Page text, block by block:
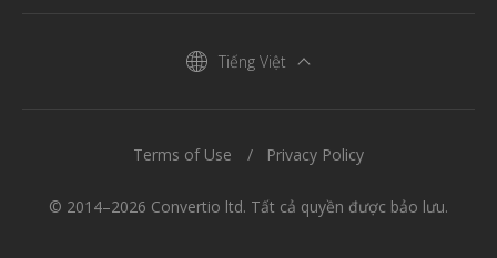
Tiếng Việt
© 2014–2026 Convertio ltd. Tất cả quyền được bảo lưu.
Terms of Use Privacy Policy